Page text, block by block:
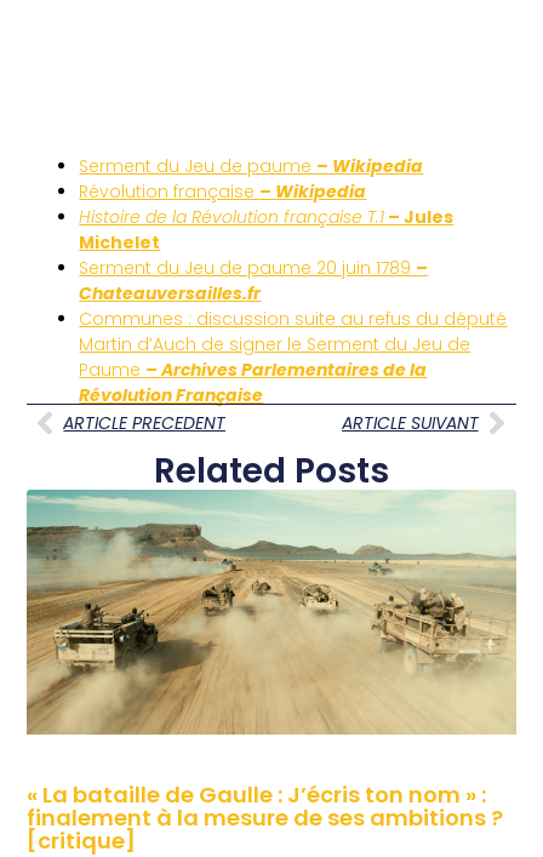
Serment du Jeu de paume – Wikipedia
Révolution française – Wikipedia
Histoire de la Révolution française T.1 – Jules
Michelet
Serment du Jeu de paume 20 juin 1789 –
Chateauversailles.fr
Communes : discussion suite au refus du député
Martin d’Auch de signer le Serment du Jeu de
Paume – Archives Parlementaires de la
Révolution Française
ARTICLE PRECEDENT
ARTICLE SUIVANT
Related Posts
« La bataille de Gaulle : J’écris ton nom » :
finalement à la mesure de ses ambitions ?
[critique]